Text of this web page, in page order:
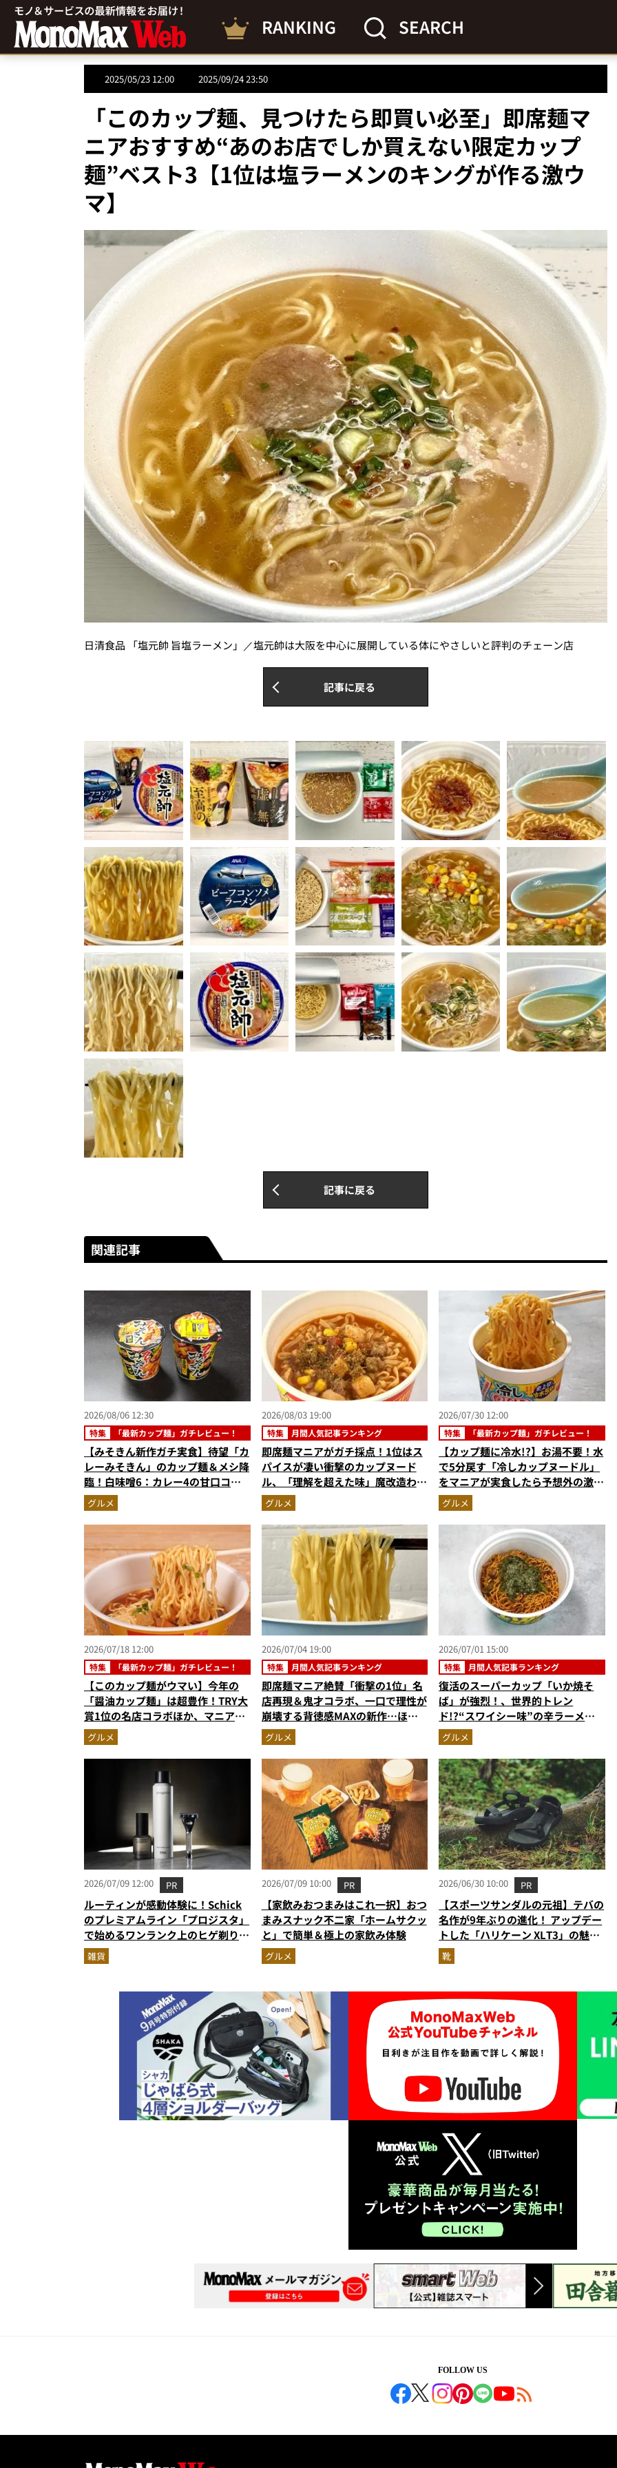
RANKING SEARCH
2025/05/23 12:00 2025/09/24 23:50
「このカップ麺、見つけたら即買い必至」即席麺マ
ニアおすすめ“あのお店でしか買えない限定カップ
麺”ベスト3【1位は塩ラーメンのキングが作る激ウ
マ】
日清食品 「塩元帥 旨塩ラーメン」／塩元帥は大阪を中心に展開している体にやさしいと評判のチェーン店
記事に戻る
記事に戻る
関連記事
2026/08/06 12:30
特集 「最新カップ麺」ガチレビュー！
【みそきん新作ガチ実食】待望「カ
レーみそきん」のカップ麺＆メシ降
臨！白味噌6：カレー4の甘口コク
旨スープ＆ゴロッと大ぶりポテトに
歓喜
グルメ
2026/08/03 19:00
特集 月間人気記事ランキング
即席麺マニアがガチ採点！1位はス
パイスが凄い衝撃のカップヌード
ル、「理解を超えた味」魔改造わか
めラーメン…ほか【カップ麺の人気
記事ランキングベスト3】（2026年
6月版）
グルメ
2026/07/30 12:00
特集 「最新カップ麺」ガチレビュー！
【カップ麺に冷水!?】お湯不要！水
で5分戻す「冷しカップヌードル」
をマニアが実食したら予想外の激ウ
マ新体験だった
グルメ
2026/07/18 12:00
特集 「最新カップ麺」ガチレビュー！
【このカップ麺がウマい】今年の
「醤油カップ麺」は超豊作！TRY大
賞1位の名店コラボほか、マニア激
推しの3杯を徹底レビュー
グルメ
2026/07/04 19:00
特集 月間人気記事ランキング
即席麺マニア絶賛「衝撃の1位」名
店再現＆鬼才コラボ、一口で理性が
崩壊する背徳感MAXの新作…ほか
【カップ麺の人気記事ランキングベ
スト3】（2026年5月版）
グルメ
2026/07/01 15:00
特集 月間人気記事ランキング
復活のスーパーカップ「いか焼そ
ば」が強烈！、世界的トレン
ド!?“スワイシー味”の辛ラーメ
ン…ほか【カップ焼きそばの人気記
事ランキングベスト3】（2026年5
月版）
グルメ
2026/07/09 12:00 PR
ルーティンが感動体験に！Schick
のプレミアムライン「プロジスタ」
で始めるワンランク上のヒゲ剃り習
慣
雑貨
2026/07/09 10:00 PR
【家飲みおつまみはこれ一択】おつ
まみスナック不二家「ホームサクッ
と」で簡単＆極上の家飲み体験
グルメ
2026/06/30 10:00 PR
【スポーツサンダルの元祖】テバの
名作が9年ぶりの進化！ アップデー
トした「ハリケーン XLT3」の魅力
を識者があらゆる角度から徹底解
説！
靴
FOLLOW US